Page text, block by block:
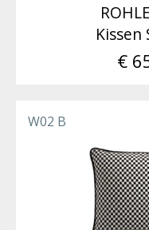
Kissen
€
W02 B